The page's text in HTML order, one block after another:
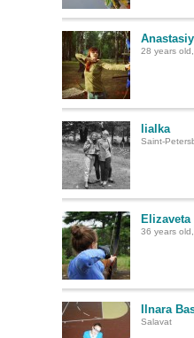
28 years
lialka
Saint-
Elizaveta
36 years
Ilnara
Salavat